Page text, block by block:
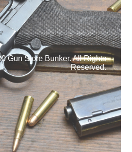
Gun Store Bunker. All Rights
Reserved.